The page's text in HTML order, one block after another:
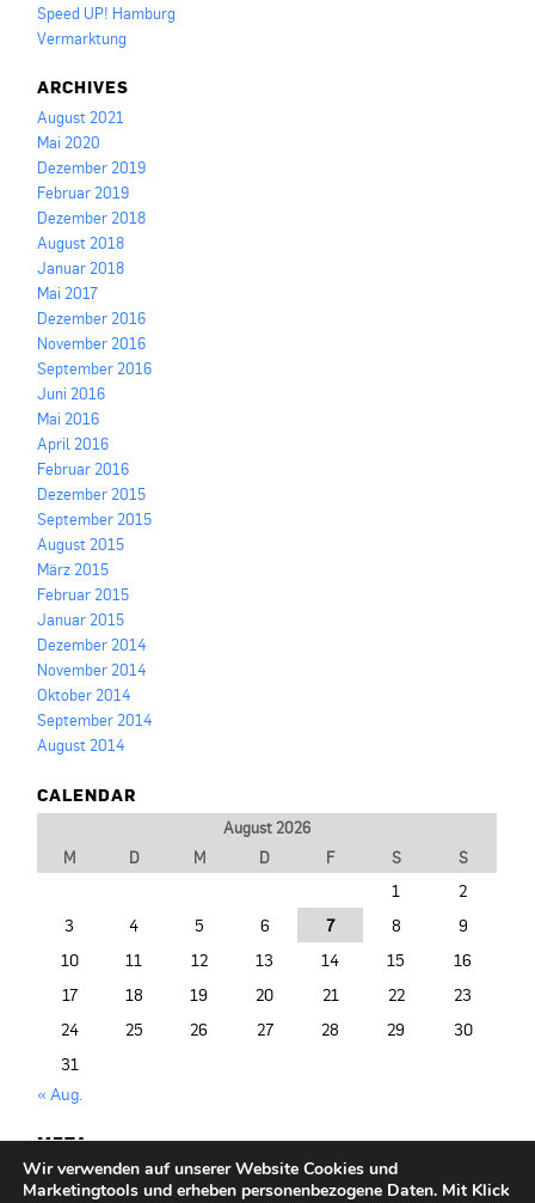
Speed UP! Hamburg
Vermarktung
ARCHIVES
August 2021
Mai 2020
Dezember 2019
Februar 2019
Dezember 2018
August 2018
Januar 2018
Mai 2017
Dezember 2016
November 2016
September 2016
Juni 2016
Mai 2016
April 2016
Februar 2016
Dezember 2015
September 2015
August 2015
März 2015
Februar 2015
Januar 2015
Dezember 2014
November 2014
Oktober 2014
September 2014
August 2014
CALENDAR
August 2026
M
D M D F S S
1
2
3
4 5 6 7 8
9
10
11 12 13 14 15
16
17
18 19 20 21 22
23
24
25 26 27 28 29
30
31
« Aug.
META
Anmelden
Entries (RSS)
Wir verwenden auf unserer Website Cookies und
Marketingtools und erheben personenbezogene Daten. Mit Klick